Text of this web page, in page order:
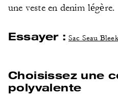
une veste en denim légère.
Essayer : Sac Seau
Choisissez une
polyvalente